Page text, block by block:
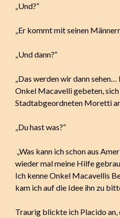
„Und?“
„Er kommt mit seinen
„Und dann?“
„Das werden wir dann
Onkel Macavelli gebeten,
Stadtabgeordneten Moretti
„Du hast was?“
„Was kann ich schon aus
wieder mal meine Hilfe
Ich kenne Onkel Macavellis
kam ich auf die Idee ihn zu
Traurig blickte ich Placido an,